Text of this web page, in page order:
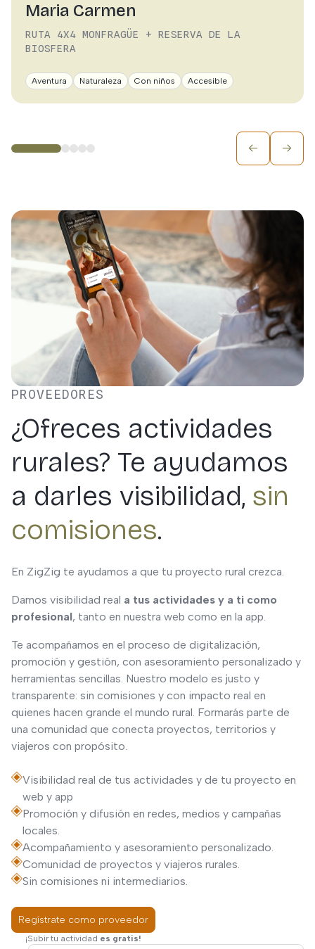
Maria Carmen
RUTA 4X4 MONFRAGÜE + RESERVA DE LA
BIOSFERA
Aventura Naturaleza Con niños Accesible
PROVEEDORES
¿Ofreces actividades
rurales? Te ayudamos
a darles visibilidad, sin
comisiones.
En ZigZig te ayudamos a que tu proyecto rural crezca.
Damos visibilidad real a tus actividades y a ti como
profesional, tanto en nuestra web como en la app.
Te acompañamos en el proceso de digitalización,
promoción y gestión, con asesoramiento personalizado y
herramientas sencillas. Nuestro modelo es justo y
transparente: sin comisiones y con impacto real en
quienes hacen grande el mundo rural. Formarás parte de
una comunidad que conecta proyectos, territorios y
viajeros con propósito.
Visibilidad real de tus actividades y de tu proyecto en
web y app
Promoción y difusión en redes, medios y campañas
locales.
Acompañamiento y asesoramiento personalizado.
Comunidad de proyectos y viajeros rurales.
Sin comisiones ni intermediarios.
Regístrate como proveedor
¡Subir tu actividad es gratis!